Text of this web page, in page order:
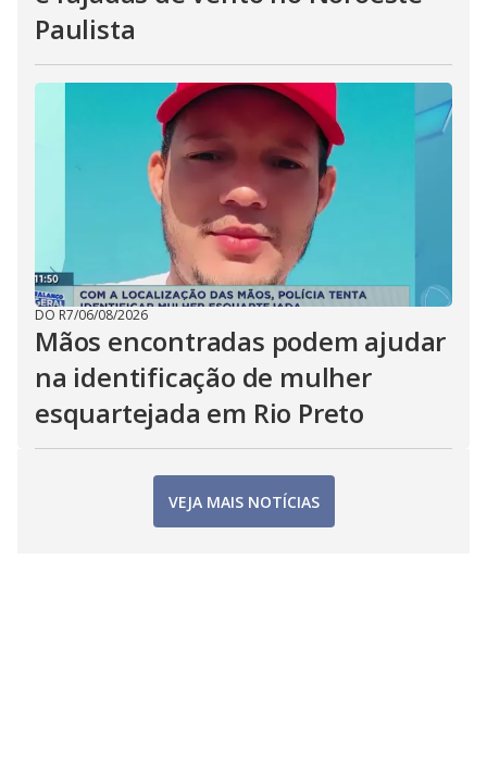
Paulista
DO R7/06/08/2026
Mãos encontradas podem ajudar
na identificação de mulher
esquartejada em Rio Preto
VEJA MAIS NOTÍCIAS